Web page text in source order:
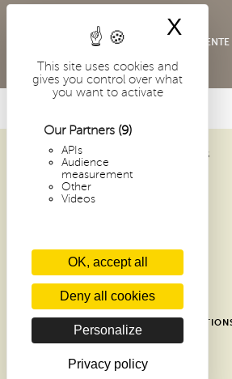
This site uses cookies and
gives you control over what
you want to activate
Our Partners (9)
APIs
Audience
measurement
Other
Videos
OK, accept all
Deny all cookies
Personalize
Privacy policy
X
CONDITIONS GÉNÉRALES DE VENTE
ABBAYE SAINT-PIERRE DE SOLESMES
1 PLACE DOM GUÉRANGER
72 300 SOLESMES
RECENT ARTICLES
CONTACTS
GLOSSARY
SHOP GENERAL TERMS AND
DONATE
PRIVACY POLICY